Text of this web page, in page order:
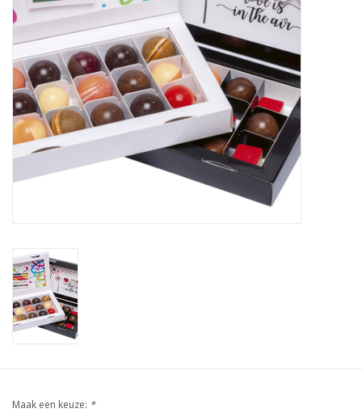
Bloemen & deco
Draagtassen
Nieuw 2026
Showroomdagen
Catalogus: luxe dozen
Maak een keuze: *